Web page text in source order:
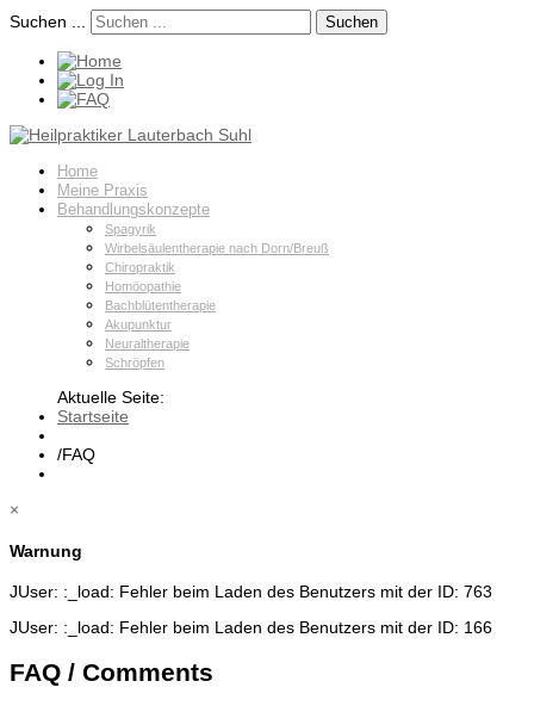
Suchen ... Suchen
Home
Meine Praxis
Behandlungskonzepte
Spagyrik
Wirbelsäulentherapie nach Dorn/Breuß
Chiropraktik
Homöopathie
Bachblütentherapie
Akupunktur
Neuraltherapie
Schröpfen
Aktuelle Seite:
Startseite
/FAQ
×
Warnung
JUser: :_load: Fehler beim Laden des Benutzers mit der ID: 763
JUser: :_load: Fehler beim Laden des Benutzers mit der ID: 166
FAQ / Comments